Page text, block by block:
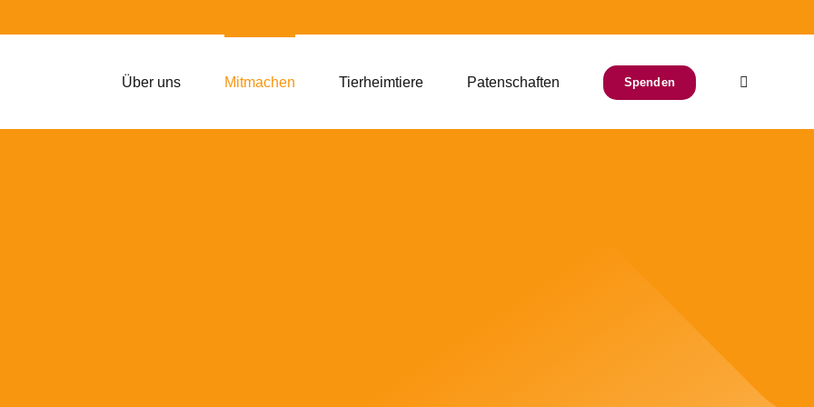
Über uns Mitmachen Tierheimtiere Patenschaften Spenden